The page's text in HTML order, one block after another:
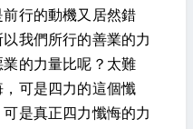
行的動機又居然錯
我們所行的善業的力
的力量比呢？太難
可是四力的這個懺
是真正四力懺悔的力